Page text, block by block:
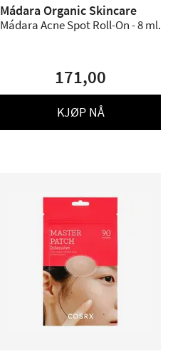
Mádara Organic Skincare
Mádara Acne Spot Roll-On - 8 ml.
171,00
KJØP NÅ